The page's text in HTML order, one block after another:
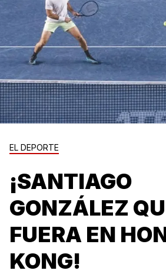
EL DEPORTE
¡SANTIAGO
GONZÁLEZ
FUERA EN
KONG!